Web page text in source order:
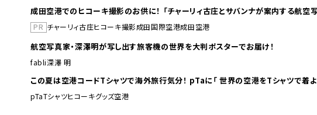
成田空港でのヒコーキ撮影のお供に！ 「チャーリィ古庄とサバンナが案内する航空
PR チャーリィ古庄ヒコーキ撮影成田国際空港成田空港
航空写真家・深澤明が写し出す旅客機の世界を大判ポスターでお届け！
fabli深澤 明
この夏は空港コードTシャツで海外旅行気分！ pTaに「 世界の空
pTaTシャツヒコーキグッズ空港